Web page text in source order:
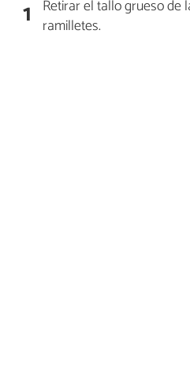
1 Retirar el tallo grueso de
ramilletes.